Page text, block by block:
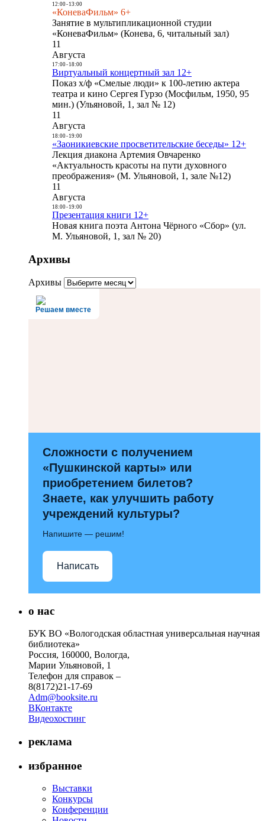
12:00- 13:00
«КоневаФильм» 6+
Занятие в мультипликационной студии
«КоневаФильм» (Конева, 6, читальный зал)
11
Августа
17:00- 18:00
Виртуальный концертный зал 12+
Показ х/ф «Смелые люди» к 100-летию актера
театра и кино Сергея Гурзо (Мосфильм, 1950, 95
мин.) (Ульяновой, 1, зал № 12)
11
Августа
18:00- 19:00
«Заоникиевские просветительские беседы» 12+
Лекция диакона Артемия Овчаренко
«Актуальность красоты на пути духовного
преображения» (М. Ульяновой, 1, зале №12)
11
Августа
18:00- 19:00
Презентация книги 12+
Новая книга поэта Антона Чёрного «Сбор» (ул.
М. Ульяновой, 1, зал № 20)
Архивы
Архивы
Решаем вместе
Сложности с получением
«Пушкинской карты» или
приобретением билетов?
Знаете, как улучшить работу
учреждений культуры?
Напишите — решим!
Написать
о нас
БУК ВО «Вологодская областная универсальная научная
библиотека»
Россия, 160000, Вологда,
Марии Ульяновой, 1
Телефон для справок –
8(8172)21-17-69
Adm@booksite.ru
ВКонтакте
Видеохостинг
реклама
избранное
Выставки
Конкурсы
Конференции